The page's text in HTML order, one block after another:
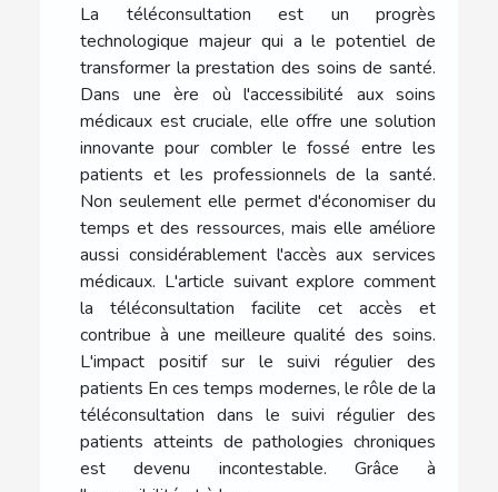
La téléconsultation est un progrès
technologique majeur qui a le potentiel de
transformer la prestation des soins de santé.
Dans une ère où l'accessibilité aux soins
médicaux est cruciale, elle offre une solution
innovante pour combler le fossé entre les
patients et les professionnels de la santé.
Non seulement elle permet d'économiser du
temps et des ressources, mais elle améliore
aussi considérablement l'accès aux services
médicaux. L'article suivant explore comment
la téléconsultation facilite cet accès et
contribue à une meilleure qualité des soins.
L'impact positif sur le suivi régulier des
patients En ces temps modernes, le rôle de la
téléconsultation dans le suivi régulier des
patients atteints de pathologies chroniques
est devenu incontestable. Grâce à